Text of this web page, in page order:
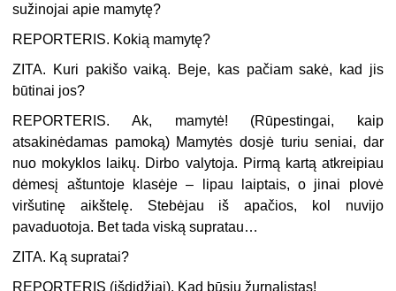
sužinojai apie mamytę?
REPORTERIS. Kokią mamytę?
ZITA. Kuri pakišo vaiką. Beje, kas pačiam sakė, kad jis
būtinai jos?
REPORTERIS. Ak, mamytė! (Rūpestingai, kaip
atsakinėdamas pamoką) Mamytės dosjė turiu seniai, dar
nuo mokyklos laikų. Dirbo valytoja. Pirmą kartą atkreipiau
dėmesį aštuntoje klasėje – lipau laiptais, o jinai plovė
viršutinę aikštelę. Stebėjau iš apačios, kol nuvijo
pavaduotoja. Bet tada viską supratau…
ZITA. Ką supratai?
REPORTERIS (išdidžiai). Kad būsiu žurnalistas!